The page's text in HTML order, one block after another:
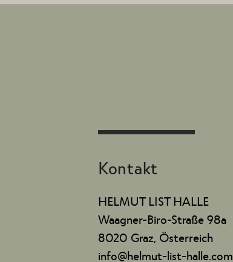
Kontakt
HELMUT LIST HALLE
Waagner-Biro-Straße 98a
8020 Graz, Österreich
info@helmut-list-halle.com